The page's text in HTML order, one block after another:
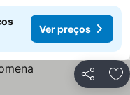
Ver preços
Partilhar